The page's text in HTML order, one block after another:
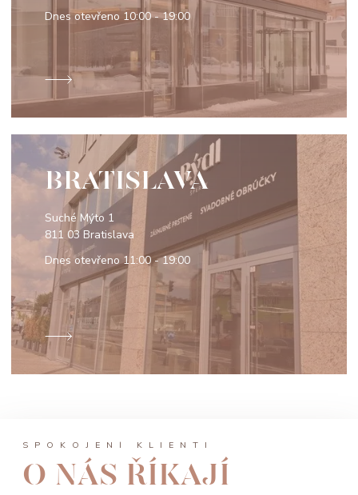
Dnes otevřeno 10:00 - 19:00
BRATISLAVA
Suché Mýto 1
811 03 Bratislava
Dnes otevřeno11:00 - 19:00
SPOKOJENÍ KLIENTI
O NÁS ŘÍKAJÍ